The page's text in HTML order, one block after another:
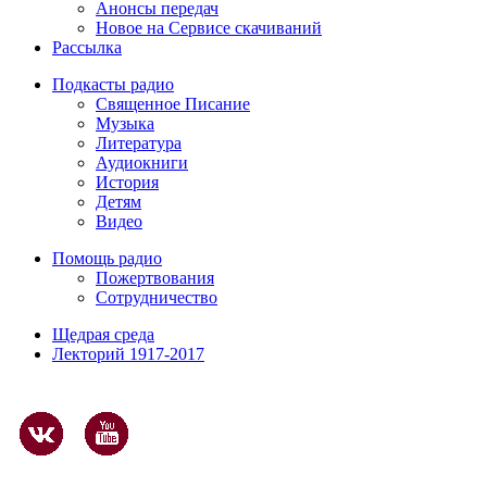
Анонсы передач
Новое на Сервисе скачиваний
Рассылка
Подкасты радио
Священное Писание
Музыка
Литература
Аудиокниги
История
Детям
Видео
Помощь радио
Пожертвования
Сотрудничество
Щедрая среда
Лекторий 1917-2017